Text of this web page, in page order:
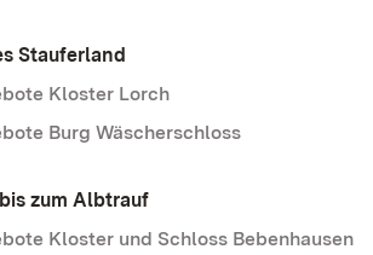
Stauferland
Kloster Lorch
Burg Wäscherschloss
zum Albtrauf
Kloster und Schloss Bebenhausen